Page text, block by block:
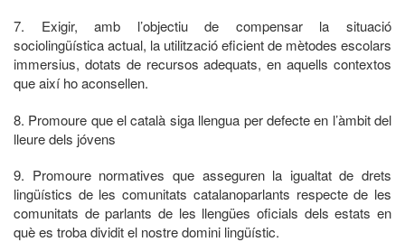
7. Exigir, amb l’objectiu de compensar la situació
sociolingüística actual, la utilització eficient de mètodes escolars
immersius, dotats de recursos adequats, en aquells contextos
que així ho aconsellen.
8. Promoure que el català siga llengua per defecte en l’àmbit del
lleure dels jóvens
9. Promoure normatives que asseguren la igualtat de drets
lingüístics de les comunitats catalanoparlants respecte de les
comunitats de parlants de les llengües oficials dels estats en
què es troba dividit el nostre domini lingüístic.